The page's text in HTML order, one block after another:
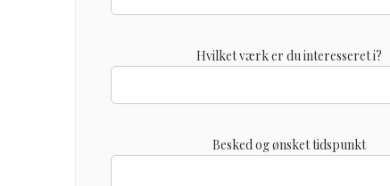
Hvilket værk er du interesseret i?
Besked og ønsket tidspunkt